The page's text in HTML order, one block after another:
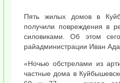
Пять жилых домов в
получили повреждения в
силовиками. Об этом
райадминистрации Иван
«Ночью обстрелами из
частные дома в